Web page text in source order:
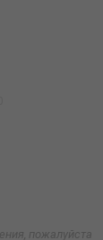
пожалуйста